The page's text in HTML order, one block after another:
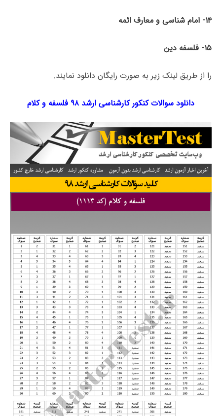
۱۴- امام شناسی و معارف ائمه
۱۵- فلسفه دین
را از طریق لینک‌ زیر به صورت رایگان دانلود نمایند.
دانلود سوالات کنکور کارشناسی ارشد ۹۸ فلسفه و کلام